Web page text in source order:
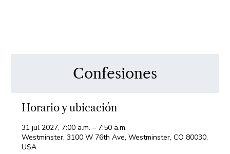
Confesiones
Horario y ubicación
31 jul 2027, 7:00 a.m. – 7:50 a.m.
Westminster, 3100 W 76th Ave, Westminster, CO 80030,
USA